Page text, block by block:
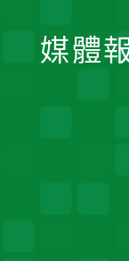
媒體